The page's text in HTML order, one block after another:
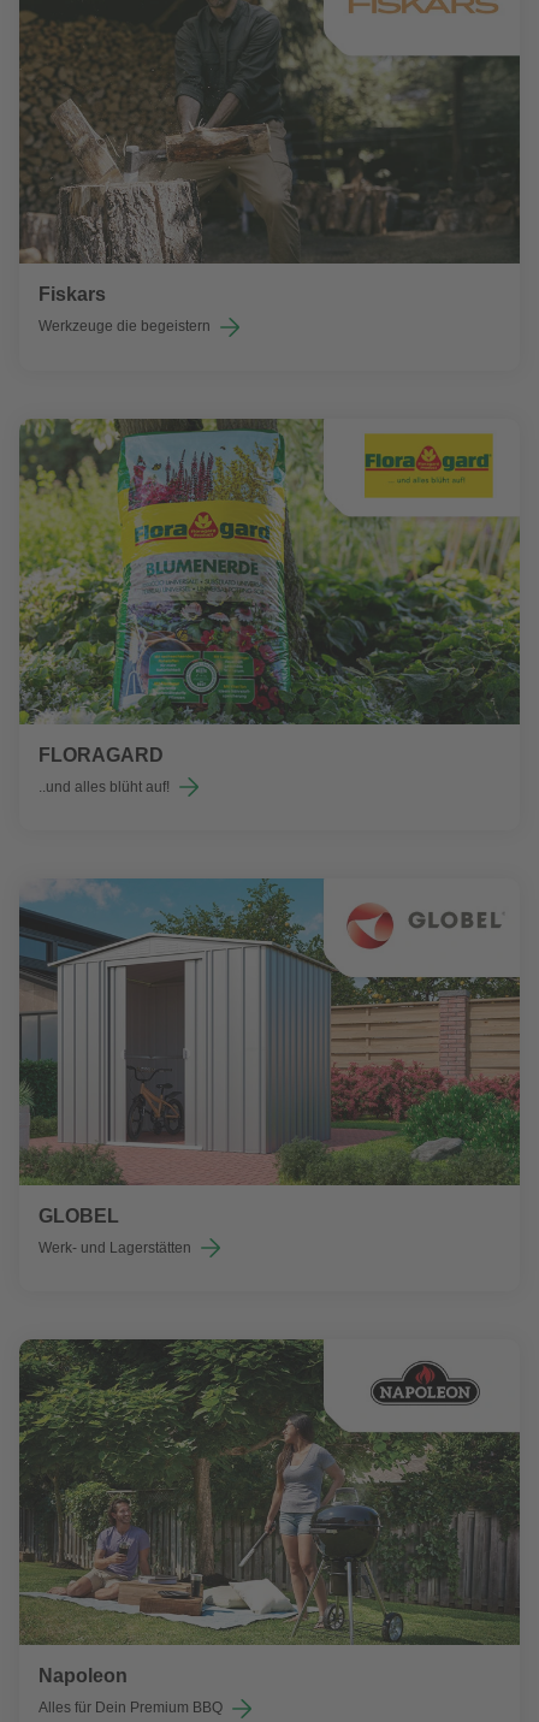
Fiskars
Werkzeuge die begeistern
FLORAGARD
..und alles blüht auf!
GLOBEL
Werk- und Lagerstätten
Napoleon
Alles für Dein Premium BBQ